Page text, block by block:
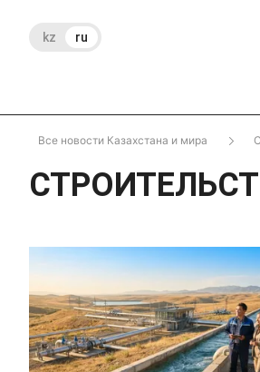
kz ru
Все новости Казахстана и мира